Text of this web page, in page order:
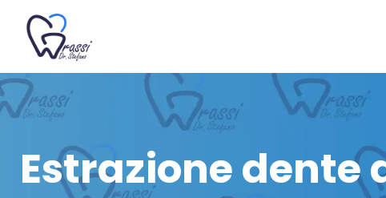
Estrazione dente